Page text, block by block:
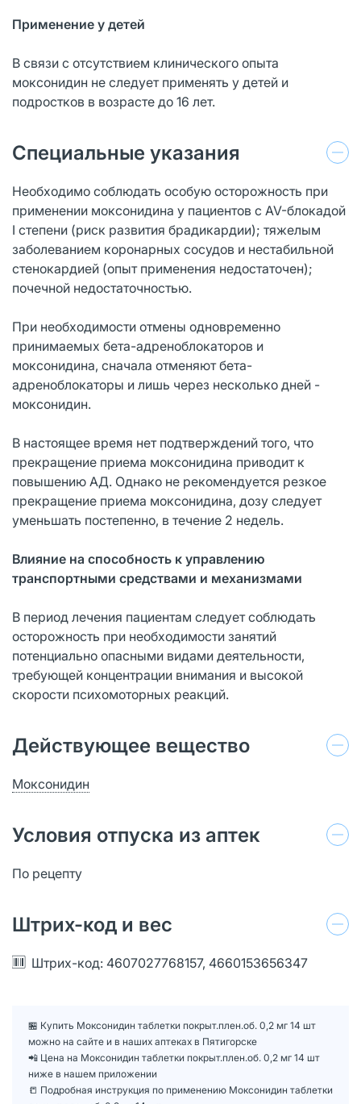
Применение у детей
В связи с отсутствием клинического опыта
моксонидин не следует применять у детей и
подростков в возрасте до 16 лет.
Специальные указания
Необходимо соблюдать особую осторожность при
применении моксонидина у пациентов с AV-блокадой
I степени (риск развития брадикардии); тяжелым
заболеванием коронарных сосудов и нестабильной
стенокардией (опыт применения недостаточен);
почечной недостаточностью.
При необходимости отмены одновременно
принимаемых бета-адреноблокаторов и
моксонидина, сначала отменяют бета-
адреноблокаторы и лишь через несколько дней -
моксонидин.
В настоящее время нет подтверждений того, что
прекращение приема моксонидина приводит к
повышению АД. Однако не рекомендуется резкое
прекращение приема моксонидина, дозу следует
уменьшать постепенно, в течение 2 недель.
Влияние на способность к управлению
транспортными средствами и механизмами
В период лечения пациентам следует соблюдать
осторожность при необходимости занятий
потенциально опасными видами деятельности,
требующей концентрации внимания и высокой
скорости психомоторных реакций.
Действующее вещество
Моксонидин
Условия отпуска из аптек
По рецепту
Штрих-код и вес
Штрих-код: 4607027768157, 4660153656347
🏪 Купить Моксонидин таблетки покрыт.плен.об. 0,2 мг 14 шт
можно на сайте и в наших аптеках в Пятигорске
📲 Цена на Моксонидин таблетки покрыт.плен.об. 0,2 мг 14 шт
ниже в нашем приложении
📒 Подробная инструкция по применению Моксонидин таблетки